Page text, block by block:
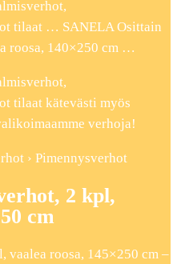
tilaat … SANELA Osittain
roosa, 140×250 cm …
tilaat kätevästi myös
verhoja!
› Pimennysverhot
2 kpl,
cm
vaalea roosa, 145×250 cm –